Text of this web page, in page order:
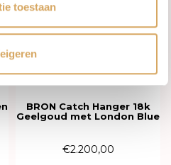
toestaan
Op voorraad
BRON Catch Hanger 18k
Geelgoud met London Blue
€2.200,00